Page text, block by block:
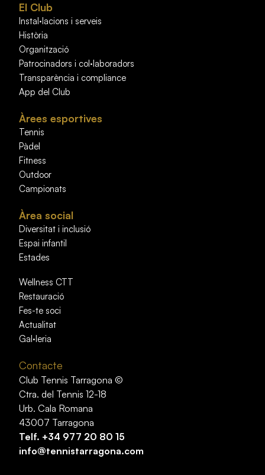
El Club
Instal·lacions i serveis
Història
Organització
Patrocinadors i col·laboradors
Transparència i compliance
App del Club
Àrees esportives
Tennis
Pàdel
Fitness
Outdoor
Campionats
Àrea social
Diversitat i inclusió
Espai infantil
Estades
Wellness CTT
Restauració
Fes-te soci
Actualitat
Gal·leria
Contacte
Club Tennis Tarragona ©
Ctra. del Tennis 12-18
Urb. Cala Romana
43007 Tarragona
Telf. +34 977 20 80 15
info@tennistarragona.com